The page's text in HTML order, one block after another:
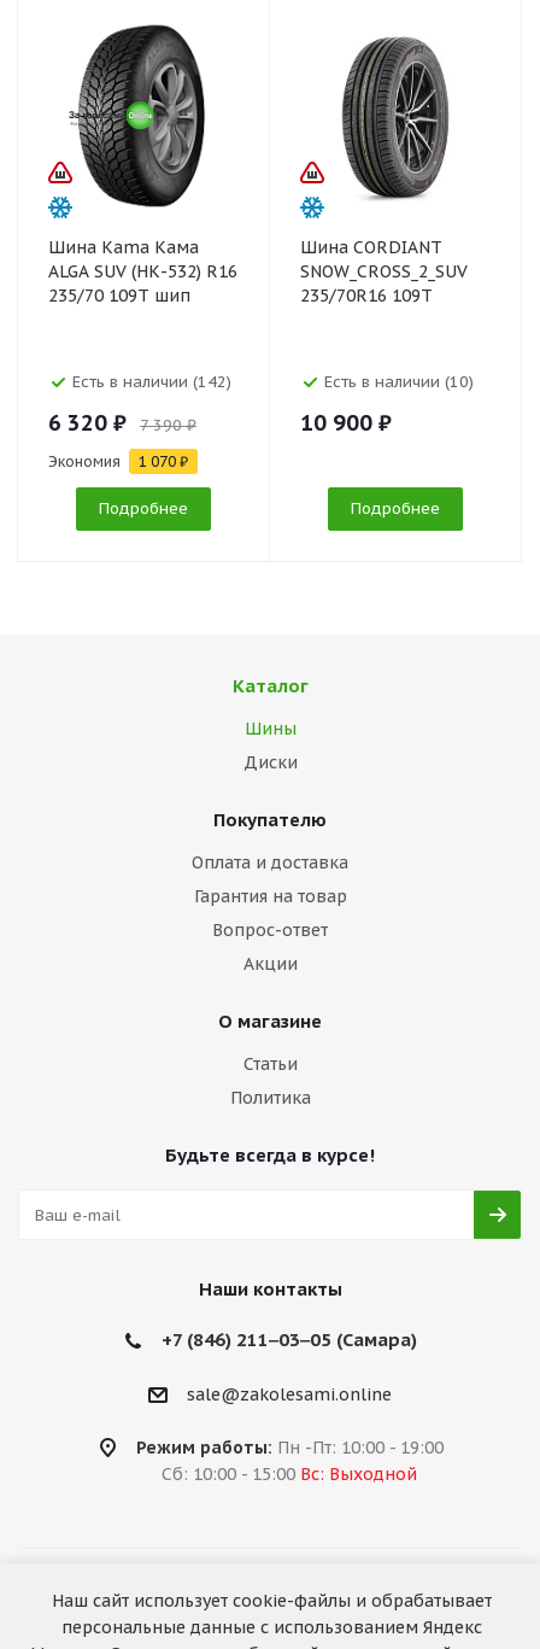
Шина Kama Кама
ALGA SUV (НК-532) R16
235/70 109T шип
Есть в наличии (142)
6 320 ₽ 7 390 ₽
Экономия 1 070 ₽
Подробнее
Шина CORDIANT
SNOW_CROSS_2_SUV
235/70R16 109T
Есть в наличии (10)
10 900 ₽
Подробнее
Каталог
Шины
Диски
Покупателю
Оплата и доставка
Гарантия на товар
Вопрос-ответ
Акции
О магазине
Статьи
Политика
Будьте всегда в курсе!
Наши контакты
+7 (846) 211‒03‒05 (Самара)
sale@zakolesami.online
Режим работы: Пн -Пт: 10:00 - 19:00
Сб: 10:00 - 15:00 Вс: Выходной
2026 © «За колёсами.Online»
Запуск сайта —RuMaster
Наш сайт использует cookie-файлы и обрабатывает
персональные данные с использованием Яндекс